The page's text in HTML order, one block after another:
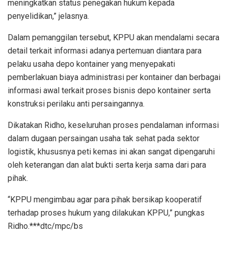
meningkatkan status penegakan hukum kepada
penyelidikan,” jelasnya.
Dalam pemanggilan tersebut, KPPU akan mendalami secara
detail terkait informasi adanya pertemuan diantara para
pelaku usaha depo kontainer yang menyepakati
pemberlakuan biaya administrasi per kontainer dan berbagai
informasi awal terkait proses bisnis depo kontainer serta
konstruksi perilaku anti persaingannya.
Dikatakan Ridho, keseluruhan proses pendalaman informasi
dalam dugaan persaingan usaha tak sehat pada sektor
logistik, khususnya peti kemas ini akan sangat dipengaruhi
oleh keterangan dan alat bukti serta kerja sama dari para
pihak.
“KPPU mengimbau agar para pihak bersikap kooperatif
terhadap proses hukum yang dilakukan KPPU,” pungkas
Ridho.***dtc/mpc/bs